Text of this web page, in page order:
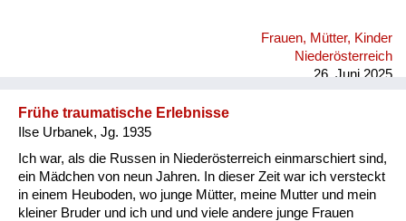
verklebten Fenstern habe ich eigentlich in all diesen
Geschichten nichts gehört. Mitgedacht. Das muss ich
Frauen, Mütter, Kinder
Niederösterreich
26. Juni 2025
Frühe traumatische Erlebnisse
Ilse Urbanek, Jg. 1935
Ich war, als die Russen in Niederösterreich einmarschiert sind,
ein Mädchen von neun Jahren. In dieser Zeit war ich versteckt
in einem Heuboden, wo junge Mütter, meine Mutter und mein
kleiner Bruder und ich und und viele andere junge Frauen